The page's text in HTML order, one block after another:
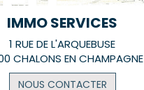
IMMO SERVICES
1 RUE DE L'ARQUEBUSE
CHALONS EN CHAMPAGNE
NOUS CONTACTER